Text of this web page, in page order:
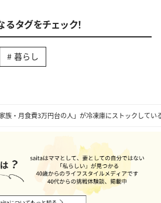
家族・月食費3万円台の人」が冷凍庫にストックして
るタグをチェック！
暮らし